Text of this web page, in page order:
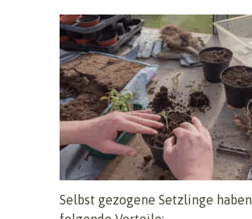
Selbst gezogene Setzlinge haben